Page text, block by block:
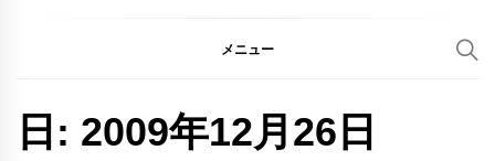
メニュー
日: 2009年12月26日